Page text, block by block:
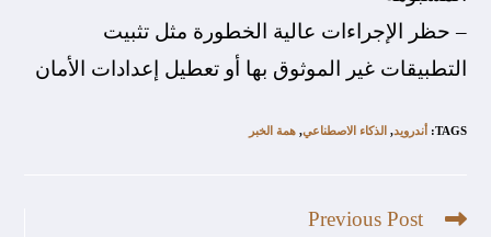
– حظر الإجراءات عالية الخطورة مثل تثبيت
التطبيقات غير الموثوق بها أو تعطيل إعدادات الأمان
TAGS
:أندرويد, الذكاء الاصطناعي, همة الخبر
Previous Post